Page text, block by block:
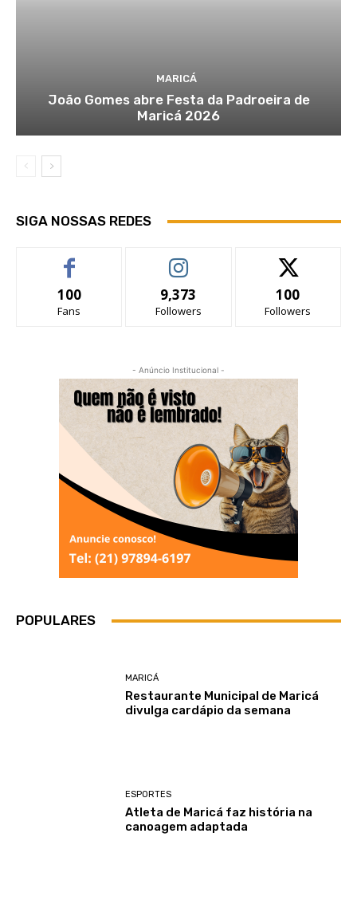
MARICÁ
João Gomes abre Festa da Padroeira de
Maricá 2026
SIGA NOSSAS REDES
100
Fans
9,373
Followers
100
Followers
- Anúncio Institucional -
POPULARES
MARICÁ
Restaurante Municipal de Maricá
divulga cardápio da semana
ESPORTES
Atleta de Maricá faz história na
canoagem adaptada